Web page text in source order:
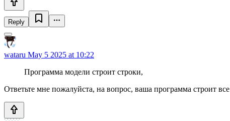
Reply
wataru May 5 2025 at 10:22
Программа модели строит строки,
Ответьте мне пожалуйста, на вопрос, ваша программа строит